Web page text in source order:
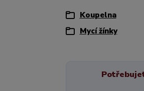
Koupelna
Mycí žínky